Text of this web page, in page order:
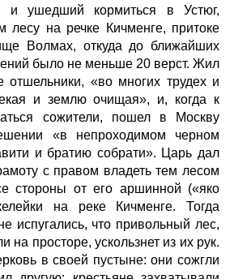
и ушедший кормиться в Устюг,
лесу на речке Кичменге, притоке
Волмах, откуда до ближайших
было не меньше 20 верст. Жил
отшельники, «во многих трудех и
и землю очищая», и, когда к
сожители, пошел в Москву
«в непроходимом черном
и братию собрати». Царь дал
с правом владеть тем лесом
стороны от его аршинной («яко
на реке Кичменге. Тогда
испугались, что привольный лес,
на просторе, ускользнет из их рук.
в своей пустыне: они сожгли